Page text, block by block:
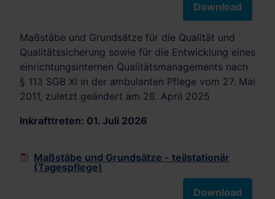
Download
Maßstäbe und Grundsätze für die Qualität und
Qualitätssicherung sowie für die Entwicklung eines
einrichtungsinternen Qualitätsmanagements nach
§ 113 SGB XI in der ambulanten Pflege vom 27. Mai
2011, zuletzt geändert am 28. April 2025
Inkrafttreten: 01. Juli 2026
Maßstäbe und Grundsätze - teilstationär
(Tagespflege)
Download